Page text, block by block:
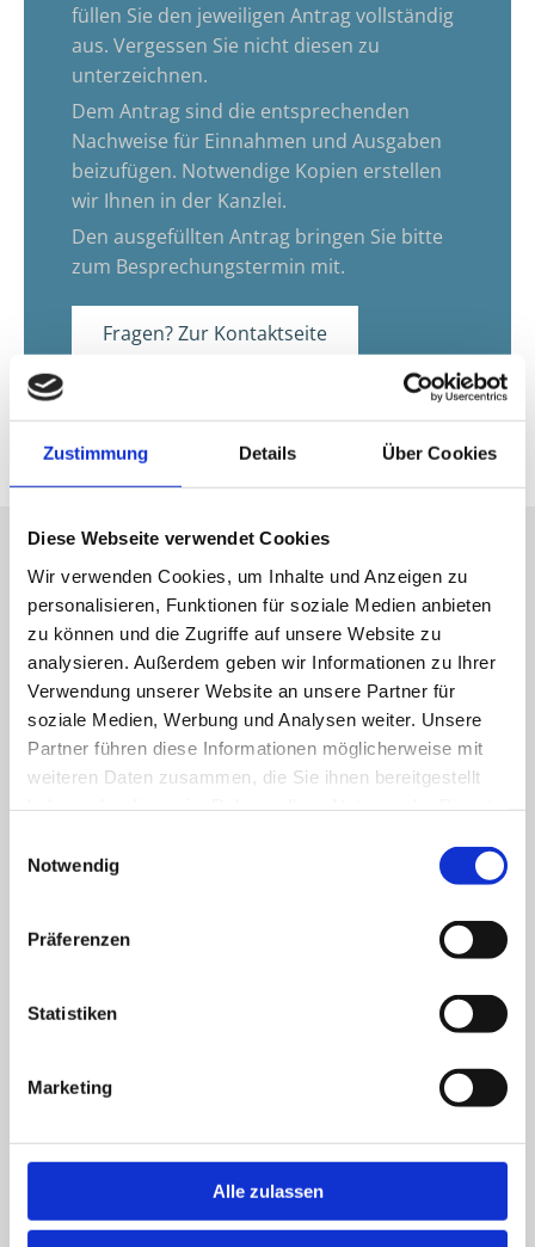
Zustimmung Details Über Cookies
Diese Webseite verwendet Cookies
Wir verwenden Cookies, um Inhalte und Anzeigen zu
personalisieren, Funktionen für soziale Medien anbieten
zu können und die Zugriffe auf unsere Website zu
analysieren. Außerdem geben wir Informationen zu Ihrer
Verwendung unserer Website an unsere Partner für
soziale Medien, Werbung und Analysen weiter. Unsere
Partner führen diese Informationen möglicherweise mit
weiteren Daten zusammen, die Sie ihnen bereitgestellt
Notwendig
Präferenzen
Statistiken
Marketing
Alle zulassen
füllen Sie den jeweiligen Antrag vollständig
aus. Vergessen Sie nicht diesen zu
unterzeichnen.
Dem Antrag sind die entsprechenden
Nachweise für Einnahmen und Ausgaben
beizufügen. Notwendige Kopien erstellen
wir Ihnen in der Kanzlei.
Den ausgefüllten Antrag bringen Sie bitte
zum Besprechungstermin mit.
Fragen? Zur Kontaktseite
Antrag auf Prozesskostenhilfe
Antrag auf Prozesskostenhilfe inklusive